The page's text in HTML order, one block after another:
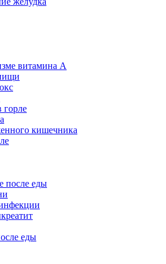
витамина А
кишечника
после еды
еды